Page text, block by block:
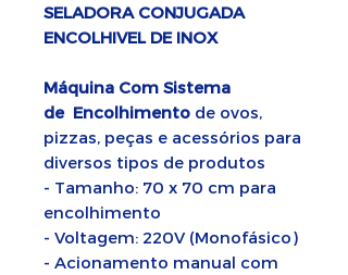
SELADORA CONJUGADA
ENCOLHIVEL DE INOX
Máquina Com Sistema
de Encolhimento de ovos,
pizzas, peças e acessórios para
diversos tipos de produtos
- Tamanho: 70 x 70 cm para
encolhimento
- Voltagem: 220V (Monofásico)
- Acionamento manual com